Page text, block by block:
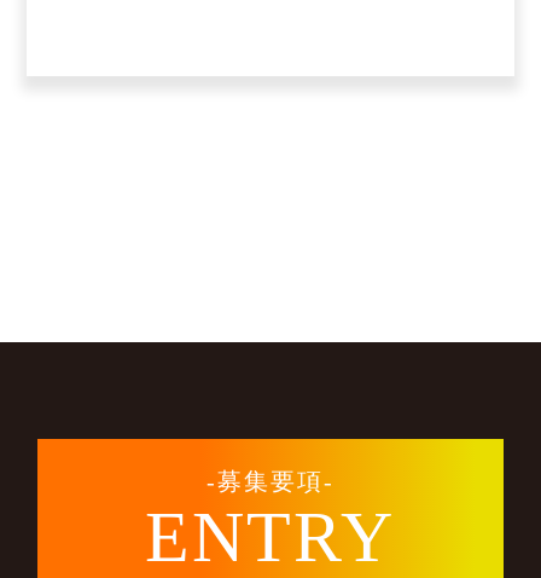
-募集要項-
ENTRY